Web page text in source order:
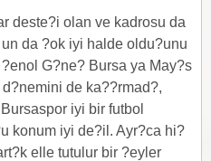
deste?i olan ve kadrosu da
da ?ok iyi halde oldu?unu
G?ne? Bursa ya May?s
de ka??rmad?,
iyi bir futbol
konum iyi de?il. Ayr?ca hi?
elle tutulur bir ?eyler